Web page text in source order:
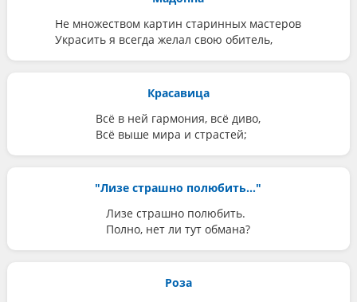
Не множеством картин старинных мастеров
Украсить я всегда желал свою обитель,
Красавица
Всё в ней гармония, всё диво,
Всё выше мира и страстей;
"Лизе страшно полюбить..."
Лизе страшно полюбить.
Полно, нет ли тут обмана?
Роза